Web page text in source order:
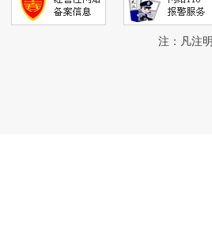
注：凡注